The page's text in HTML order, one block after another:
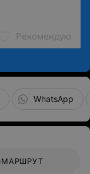
Рекомендую
WhatsApp
МАРШРУТ